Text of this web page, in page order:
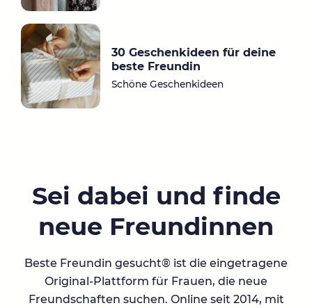
30 Geschenkideen für deine
beste Freundin
Schöne Geschenkideen
Sei dabei und finde
neue Freundinnen
Beste Freundin gesucht® ist die eingetragene
Original-Plattform für Frauen, die neue
Freundschaften suchen. Online seit 2014, mit